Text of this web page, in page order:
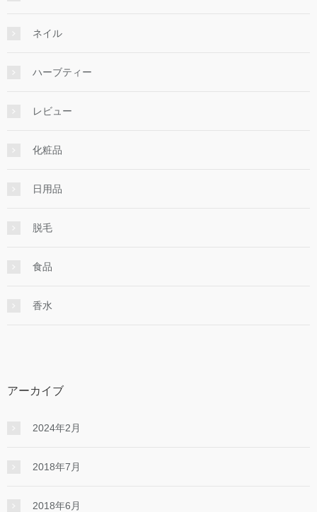
ネイル
ハーブティー
レビュー
化粧品
日用品
脱毛
食品
香水
アーカイブ
2024年2月
2018年7月
2018年6月